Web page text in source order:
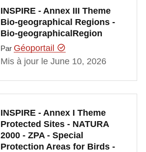
INSPIRE - Annex III Theme
Bio-geographical Regions -
Bio-geographicalRegion
Par Géoportail
Mis à jour le June 10, 2026
INSPIRE - Annex I Theme
Protected Sites - NATURA
2000 - ZPA - Special
Protection Areas for Birds -